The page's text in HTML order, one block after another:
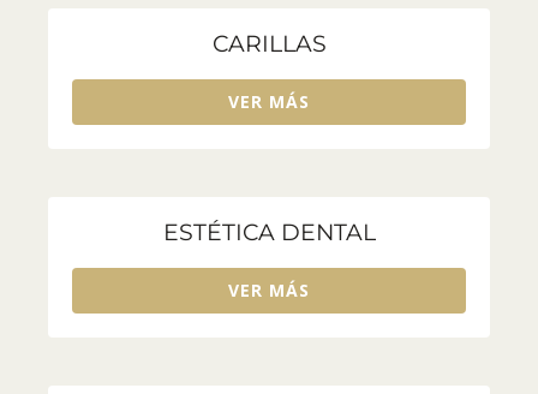
CARILLAS
VER MÁS
ESTÉTICA DENTAL
VER MÁS